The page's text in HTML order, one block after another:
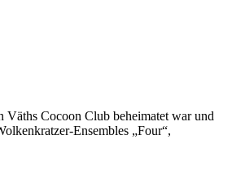
Väths Cocoon Club beheimatet war und
Ensembles „Four“,